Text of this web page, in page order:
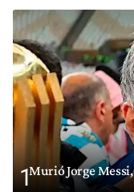
1Murió Jorge